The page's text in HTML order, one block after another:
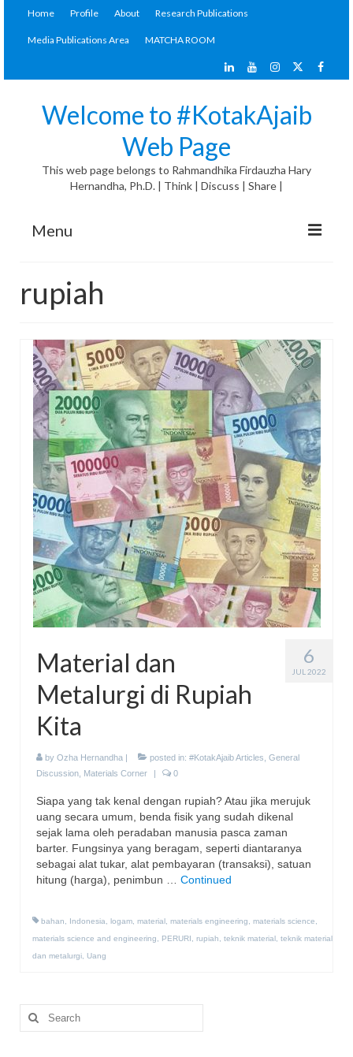
Home Profile About Research Publications
Media Publications Area MATCHA ROOM
Welcome to #KotakAjaib
Web Page
This web page belongs to Rahmandhika Firdauzha Hary
Hernandha, Ph.D. | Think | Discuss | Share |
Menu
General Discussion
Materials Corner
Energy Storage
Ceritatira
Movie/Book Review
#KotakAjaib Collabs (Book)
#KotakAjaib Novels
rupiah
6
JUL 2022
Material dan
Metalurgi di Rupiah
Kita
by Ozha Hernandha posted in: #KotakAjaib Articles General
Discussion
Materials Corner 0
Siapa yang tak kenal dengan rupiah? Atau jika merujuk
uang secara umum, benda fisik yang sudah dikenal
sejak lama oleh peradaban manusia pasca zaman
barter. Fungsinya yang beragam, seperti diantaranya
sebagai alat tukar, alat pembayaran (transaksi), satuan
hitung (harga), penimbun … Continued
bahan, Indonesia, logam, material, materials engineering, materials science,
materials science and engineering, PERURI, rupiah, teknik material, teknik material
dan metalurgi, Uang
Search
for: